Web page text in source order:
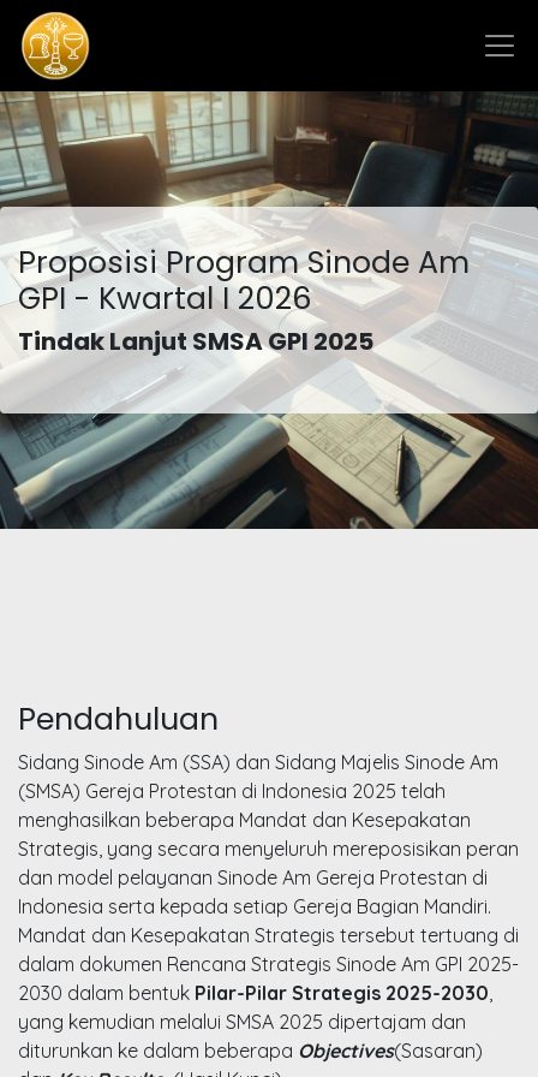
Proposisi Program Sinode Am
GPI - Kwartal I 2026
Tindak Lanjut SMSA GPI 2025
Pendahuluan
Sidang Sinode Am (SSA) dan Sidang Majelis Sinode Am
(SMSA) Gereja Protestan di Indonesia 2025 telah
menghasilkan beberapa Mandat dan Kesepakatan
Strategis, yang secara menyeluruh mereposisikan peran
dan model pelayanan Sinode Am Gereja Protestan di
Indonesia serta kepada setiap Gereja Bagian Mandiri.
Mandat dan Kesepakatan Strategis tersebut tertuang di
dalam dokumen Rencana Strategis Sinode Am GPI 2025-
2030 dalam bentuk Pilar-Pilar Strategis 2025-2030,
yang kemudian melalui SMSA 2025 dipertajam dan
diturunkan ke dalam beberapa Objectives(Sasaran)